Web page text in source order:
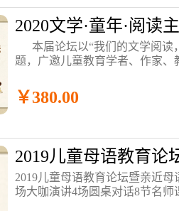
2020文学·童年·阅读
本届论坛以“我们的文学阅读
题，广邀儿童教育学者、作家、
学阅读的可..
￥380.00
2019儿童母语教育论
2019儿童母语教育论坛暨亲近
场大咖演讲4场圆桌对话8